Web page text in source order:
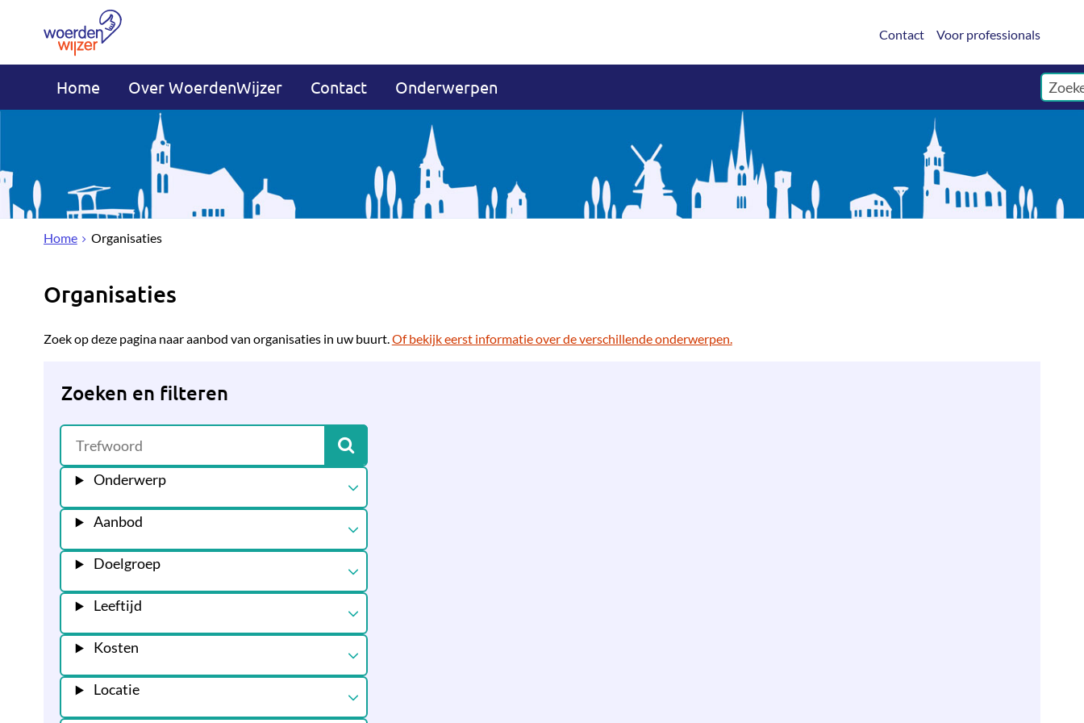
Contact Voor professionals
Home Over WoerdenWijzer Contact Onderwerpen
Home Organisaties
Organisaties
Zoek op deze pagina naar aanbod van organisaties in uw buurt.Of bekijk eerst informatie over de verschillende onderwerpen.
Zoeken en filteren
Onderwerp
Aanbod
Doelgroep
Leeftijd
Kosten
Locatie